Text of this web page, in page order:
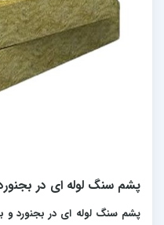
پشم سنگ لوله ای در
پشم سنگ لوله ای در بجنورد و